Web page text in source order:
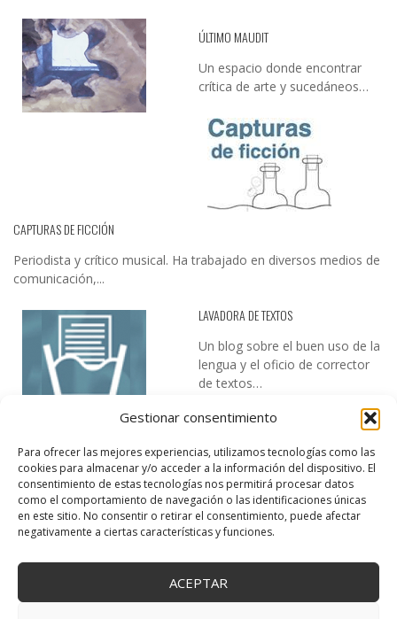
Gestionar consentimiento
Para ofrecer las mejores experiencias, utilizamos tecnologías como las
cookies para almacenar y/o acceder a la información del dispositivo. El
consentimiento de estas tecnologías nos permitirá procesar datos
como el comportamiento de navegación o las identificaciones únicas
en este sitio. No consentir o retirar el consentimiento, puede afectar
negativamente a ciertas características y funciones.
ACEPTAR
ÚLTIMO MAUDIT
Un espacio donde encontrar
crítica de arte y sucedáneos…
CAPTURAS DE FICCIÓN
Periodista y crítico musical. Ha trabajado en diversos medios de
comunicación,...
LAVADORA DE TEXTOS
Un blog sobre el buen uso de la
lengua y el oficio de corrector
de textos…
DESIREE MARTÍN